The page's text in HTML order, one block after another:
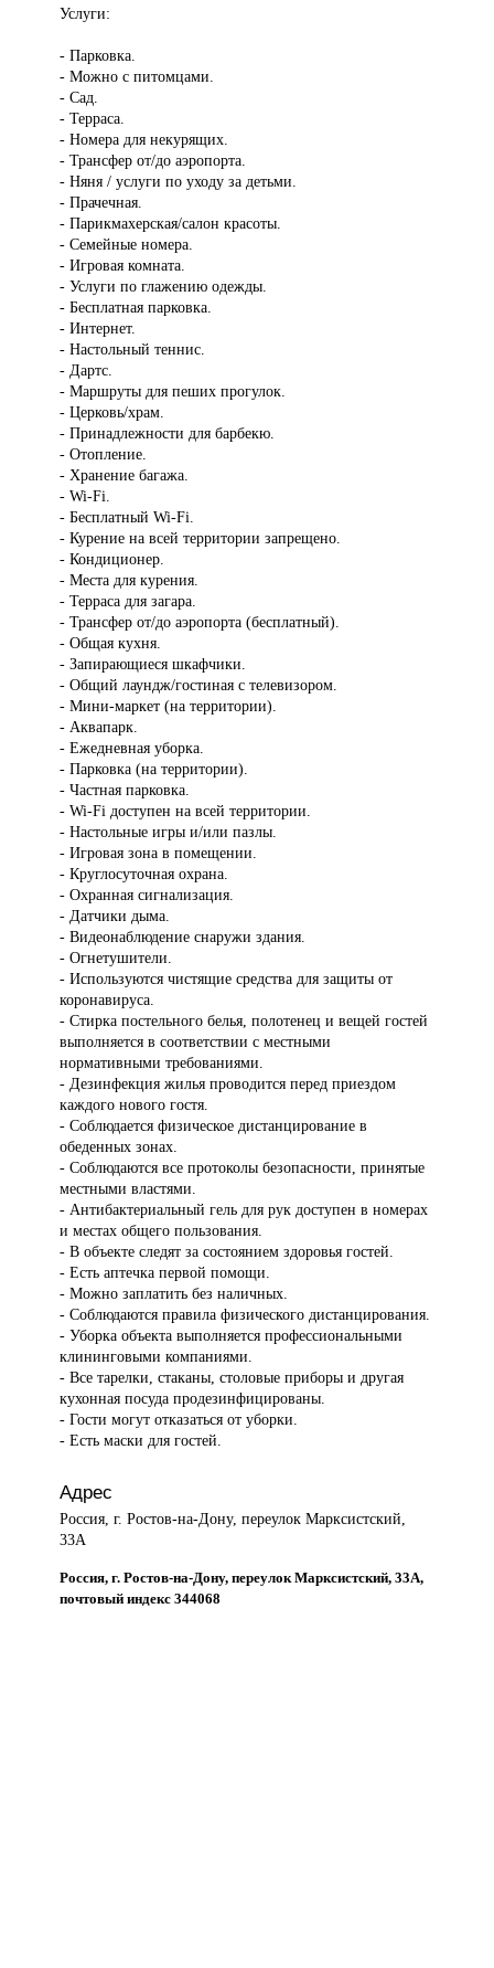
Услуги:
- Парковка.
- Можно с питомцами.
- Сад.
- Терраса.
- Номера для некурящих.
- Трансфер от/до аэропорта.
- Няня / услуги по уходу за детьми.
- Прачечная.
- Парикмахерская/салон красоты.
- Семейные номера.
- Игровая комната.
- Услуги по глажению одежды.
- Бесплатная парковка.
- Интернет.
- Настольный теннис.
- Дартс.
- Маршруты для пеших прогулок.
- Церковь/храм.
- Принадлежности для барбекю.
- Отопление.
- Хранение багажа.
- Wi-Fi.
- Бесплатный Wi-Fi.
- Курение на всей территории запрещено.
- Кондиционер.
- Места для курения.
- Терраса для загара.
- Трансфер от/до аэропорта (бесплатный).
- Общая кухня.
- Запирающиеся шкафчики.
- Общий лаундж/гостиная с телевизором.
- Мини-маркет (на территории).
- Аквапарк.
- Ежедневная уборка.
- Парковка (на территории).
- Частная парковка.
- Wi-Fi доступен на всей территории.
- Настольные игры и/или пазлы.
- Игровая зона в помещении.
- Круглосуточная охрана.
- Охранная сигнализация.
- Датчики дыма.
- Видеонаблюдение снаружи здания.
- Огнетушители.
- Используются чистящие средства для защиты от
коронавируса.
- Стирка постельного белья, полотенец и вещей гостей
выполняется в соответствии с местными
нормативными требованиями.
- Дезинфекция жилья проводится перед приездом
каждого нового гостя.
- Соблюдается физическое дистанцирование в
обеденных зонах.
- Соблюдаются все протоколы безопасности, принятые
местными властями.
- Антибактериальный гель для рук доступен в номерах
и местах общего пользования.
- В объекте следят за состоянием здоровья гостей.
- Есть аптечка первой помощи.
- Можно заплатить без наличных.
- Соблюдаются правила физического дистанцирования.
- Уборка объекта выполняется профессиональными
клининговыми компаниями.
- Все тарелки, стаканы, столовые приборы и другая
кухонная посуда продезинфицированы.
- Гости могут отказаться от уборки.
- Есть маски для гостей.
Адрес
Россия, г. Ростов-на-Дону, переулок Марксистский,
33А
Россия, г. Ростов-на-Дону, переулок Марксистский, 33А,
почтовый индекс 344068